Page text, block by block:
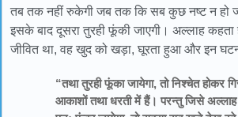
तब तक नहीं रुकेगी जब तक कि सब कुछ नष्ट न हो
इसके बाद दूसरा तुरही फूंकी जाएगी। अल्लाह कहता
जीवित था, वह खुद को खड़ा, घूरता हुआ और इन
“तथा तुरही फूंका जायेगा, तो निश्चेत होकर
आकाशों तथा धरती में हैं। परन्तु जिसे